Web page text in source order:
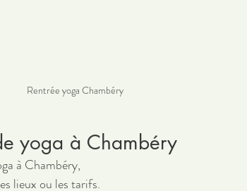
Rentrée yoga Chambéry
yoga à Chambéry
à Chambéry,
lieux ou les tarifs.